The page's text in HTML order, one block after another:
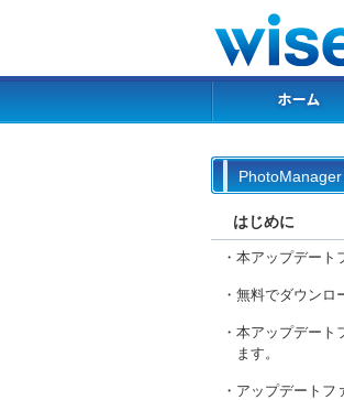
はじめに
・本アップデート
・無料でダウン
・本アップデー
ます。
・アップデート